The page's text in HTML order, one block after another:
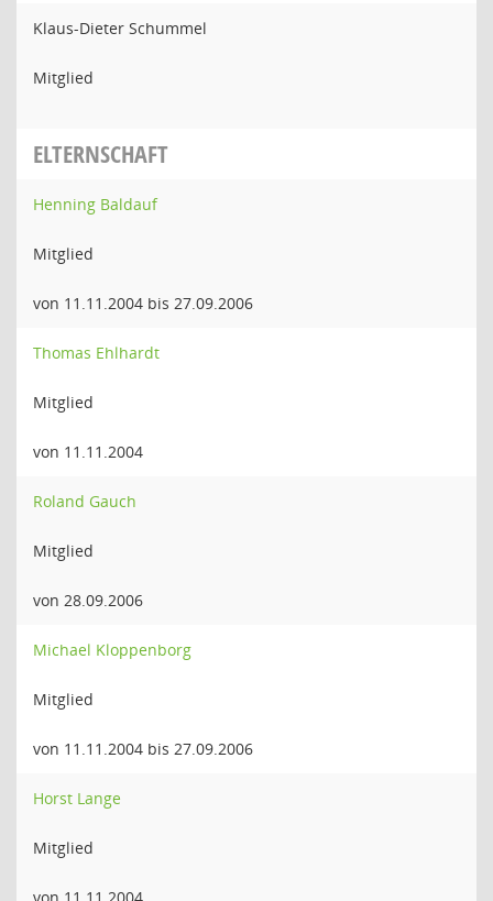
Klaus-Dieter Schummel
Mitglied
ELTERNSCHAFT
Henning Baldauf
Mitglied
von 11.11.2004 bis 27.09.2006
Thomas Ehlhardt
Mitglied
von 11.11.2004
Roland Gauch
Mitglied
von 28.09.2006
Michael Kloppenborg
Mitglied
von 11.11.2004 bis 27.09.2006
Horst Lange
Mitglied